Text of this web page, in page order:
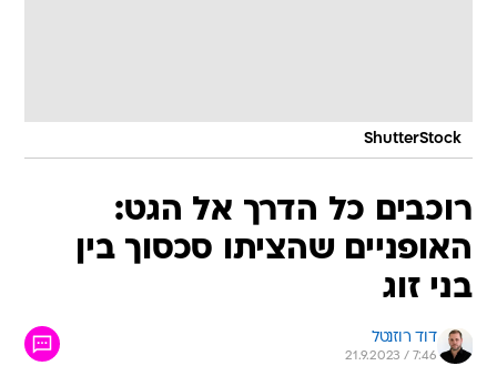
ShutterStock
רוכבים כל הדרך אל הגט:
האופניים שהציתו סכסוך בין
בני זוג
דוד רוזנטל
21.9.2023 / 7:46